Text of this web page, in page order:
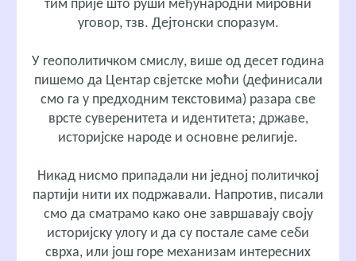
тим прије што руши међународни мировни
уговор, тзв. Дејтонски споразум.
У геополитичком смислу, више од десет година
пишемо да Центар свјетске моћи (дефинисали
смо га у предходним текстовима) разара све
врсте суверенитета и идентитета; државе,
историјске народе и основне религије.
Никад нисмо припадали ни једној политичкој
партији нити их подржавали. Напротив, писали
смо да сматрамо како оне завршавају своју
историјску улогу и да су постале саме себи
сврха, или још горе механизам интересних